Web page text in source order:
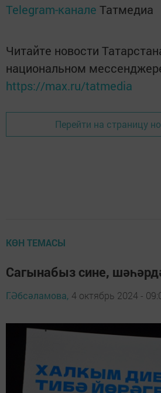
Telegram-канале Татмедиа
Читайте новости
национальном
https://max.ru/tatmedia
Перейти на страницу
КӨН ТЕМАСЫ
Сагынабыз сине,
Г.Әбсәламова, 4 октябрь 2024 -